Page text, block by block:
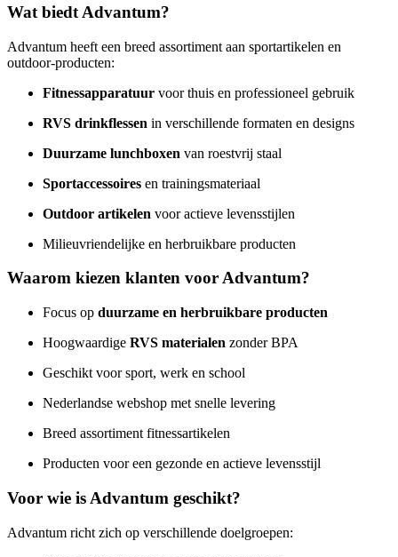
Wat biedt Advantum?
Advantum heeft een breed assortiment aan sportartikelen en
outdoor-producten:
Fitnessapparatuur voor thuis en professioneel gebruik
RVS drinkflessen in verschillende formaten en designs
Duurzame lunchboxen van roestvrij staal
Sportaccessoires en trainingsmateriaal
Outdoor artikelen voor actieve levensstijlen
Milieuvriendelijke en herbruikbare producten
Waarom kiezen klanten voor Advantum?
Focus op duurzame en herbruikbare producten
Hoogwaardige RVS materialen zonder BPA
Geschikt voor sport, werk en school
Nederlandse webshop met snelle levering
Breed assortiment fitnessartikelen
Producten voor een gezonde en actieve levensstijl
Voor wie is Advantum geschikt?
Advantum richt zich op verschillende doelgroepen: